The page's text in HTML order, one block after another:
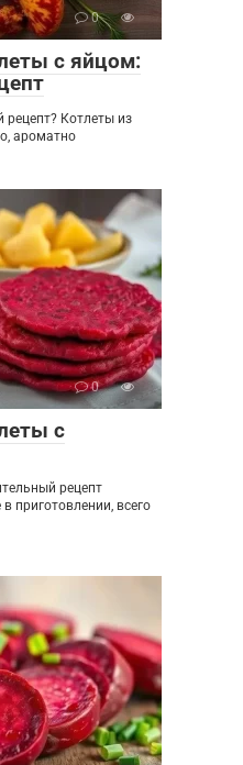
0
с яйцом:
рецепт? Котлеты из
ароматно
0
с
рецепт
приготовлении, всего